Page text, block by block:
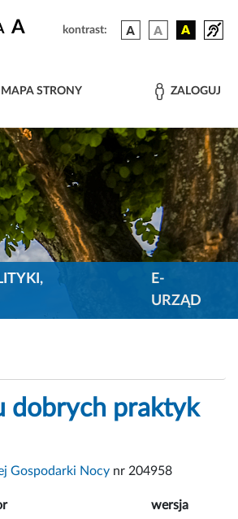
A kontrast:
MAPA STRONY ZALOGUJ
E-
URZĄD
dobrych praktyk
Gospodarki Nocy nr 204958
wersja